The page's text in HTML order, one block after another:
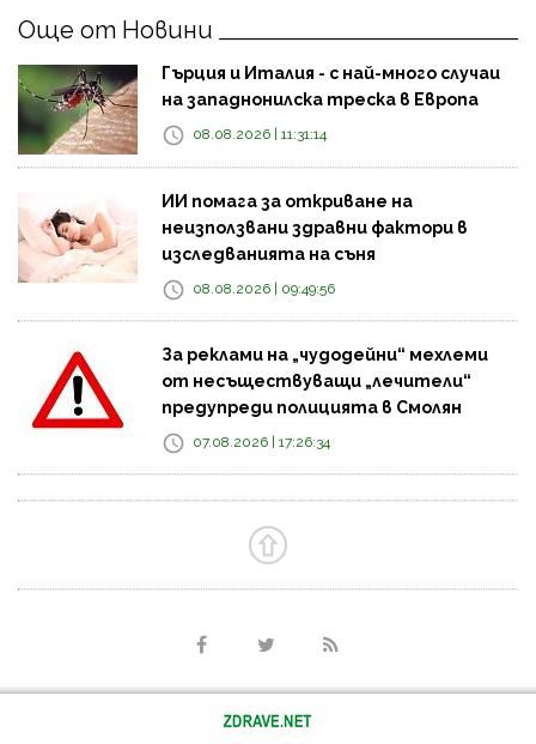
Още от Новини
Гърция и Италия - с най-много случаи
на западнонилска треска в Европа
08.08.2026 | 11:31:14
ИИ помага за откриване на
неизползвани здравни фактори в
изследванията на съня
08.08.2026 | 09:49:56
За реклами на „чудодейни“ мехлеми
от несъществуващи „лечители“
предупреди полицията в Смолян
07.08.2026 | 17:26:34